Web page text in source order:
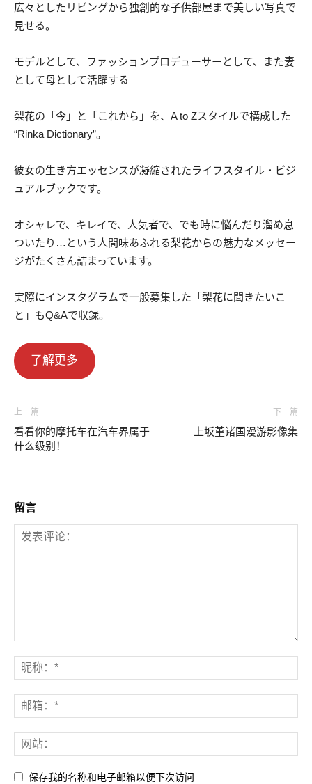
広々としたリビングから独創的な子供部屋まで美しい写真で
見せる。
モデルとして、ファッションプロデューサーとして、また妻
として母として活躍する
梨花の「今」と「これから」を、A to Zスタイルで構成した
“Rinka Dictionary”。
彼女の生き方エッセンスが凝縮されたライフスタイル・ビジ
ュアルブックです。
オシャレで、キレイで、人気者で、でも時に悩んだり溜め息
ついたり…という人間味あふれる梨花からの魅力なメッセー
ジがたくさん詰まっています。
実際にインスタグラムで一般募集した「梨花に聞きたいこ
と」もQ&Aで収録。
了解更多
上一篇
看看你的摩托车在汽车界属于
什么级别！
下一篇
上坂堇诸国漫游影像集
留言
保存我的名称和电子邮箱以便下次访问